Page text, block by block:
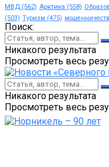
МВД (562) Арктика (558)
(503) Туризм (475)
Поиск:
Никакого результата
Просмотреть весь
Никакого результата
Просмотреть весь